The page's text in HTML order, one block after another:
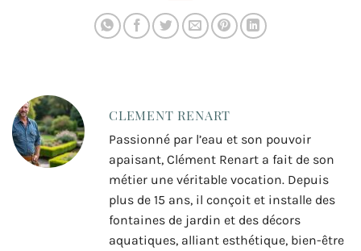
CLEMENT RENART
Passionné par l’eau et son pouvoir
apaisant, Clément Renart a fait de son
métier une véritable vocation. Depuis
plus de 15 ans, il conçoit et installe des
fontaines de jardin et des décors
aquatiques, alliant esthétique, bien-être